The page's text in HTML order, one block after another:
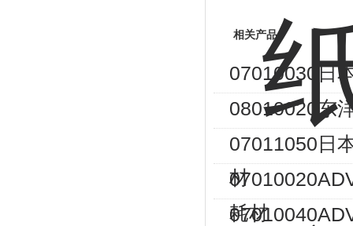
相关产品
07010030日
08010020东
07011050日
材
耗材